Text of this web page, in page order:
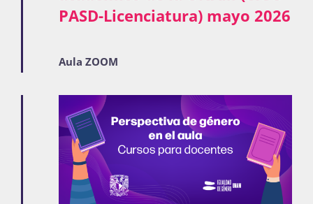
Publicaciones
PASD-Licenciatura) mayo 2026
Aula ZOOM